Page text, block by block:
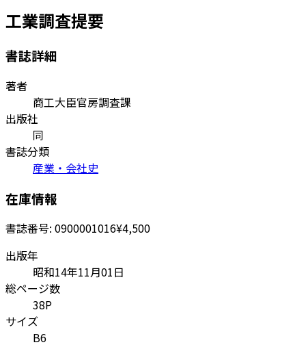
工業調査提要
書誌詳細
著者
商工大臣官房調査課
出版社
同
書誌分類
産業・会社史
在庫情報
書誌番号: 0900001016¥4,500
出版年
昭和14年11月01日
総ページ数
38P
サイズ
B6